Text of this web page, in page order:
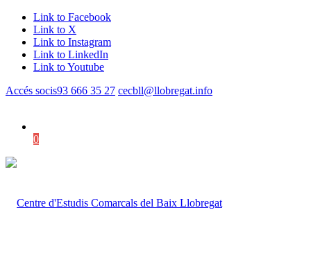
Link to Facebook
Link to X
Link to Instagram
Link to LinkedIn
Link to Youtube
Accés socis93 666 35 27 cecbll@llobregat.info
0